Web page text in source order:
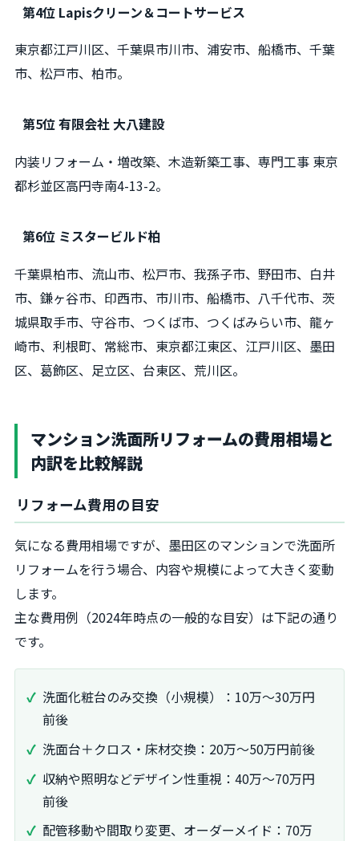
第4位 Lapisクリーン＆コートサービス
東京都江戸川区、千葉県市川市、浦安市、船橋市、千葉
市、松戸市、柏市。
第5位 有限会社 大八建設
内装リフォーム・増改築、木造新築工事、専門工事 東京
都杉並区高円寺南4-13-2。
第6位 ミスタービルド柏
千葉県柏市、流山市、松戸市、我孫子市、野田市、白井
市、鎌ヶ谷市、印西市、市川市、船橋市、八千代市、茨
城県取手市、守谷市、つくば市、つくばみらい市、龍ヶ
崎市、利根町、常総市、東京都江東区、江戸川区、墨田
区、葛飾区、足立区、台東区、荒川区。
マンション洗面所リフォームの費用相場と
内訳を比較解説
リフォーム費用の目安
気になる費用相場ですが、墨田区のマンションで洗面所
リフォームを行う場合、内容や規模によって大きく変動
します。
主な費用例（2024年時点の一般的な目安）は下記の通り
です。
洗面化粧台のみ交換（小規模）：10万～30万円
前後
洗面台＋クロス・床材交換：20万～50万円前後
収納や照明などデザイン性重視：40万～70万円
前後
配管移動や間取り変更、オーダーメイド：70万